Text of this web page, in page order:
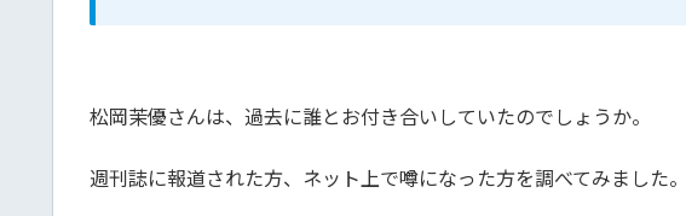
松岡茉優さんは、過去に誰とお付き合いしていたのでしょうか。
週刊誌に報道された方、ネット上で噂になった方を調べてみました。